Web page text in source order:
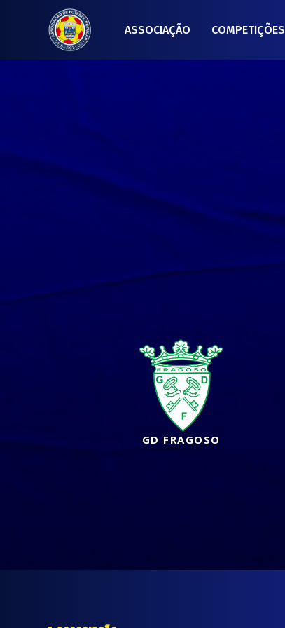
ASSOCIAÇÃO COMPETIÇÕES
GD FRAGOSO